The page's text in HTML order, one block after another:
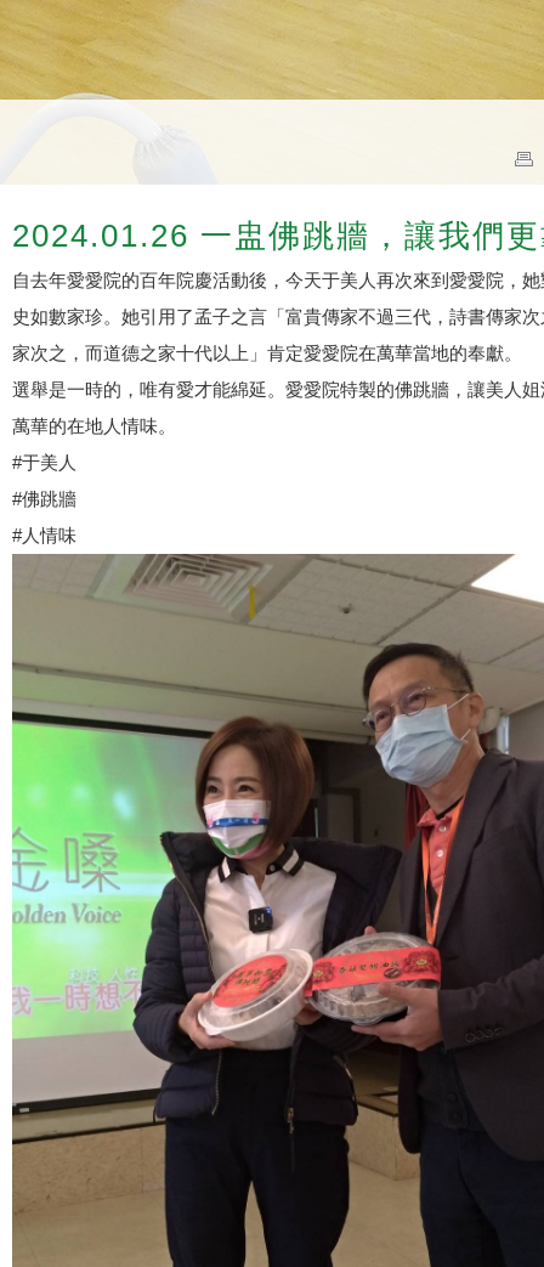
2024.01.26 一盅佛跳牆，讓我們
自去年愛愛院的百年院慶活動後，今天于美人再次來到愛愛院，
史如數家珍。她引用了孟子之言「富貴傳家不過三代，詩書傳家
家次之，而道德之家十代以上」肯定愛愛院在萬華當地的奉獻。
選舉是一時的，唯有愛才能綿延。愛愛院特製的佛跳牆，讓美人
萬華的在地人情味。
#于美人
#佛跳牆
#人情味